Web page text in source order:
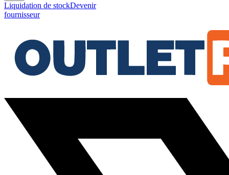
Liquidation de stockDevenir
fournisseur